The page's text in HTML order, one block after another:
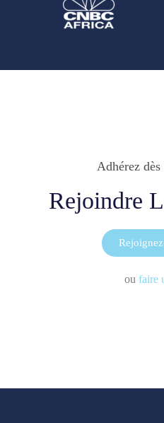
Adhérez
Rejoindre
ou faire